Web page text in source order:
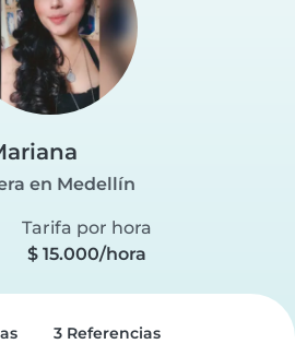
en Medellín
Tarifa por hora
$ 15.000/hora
3 Referencias